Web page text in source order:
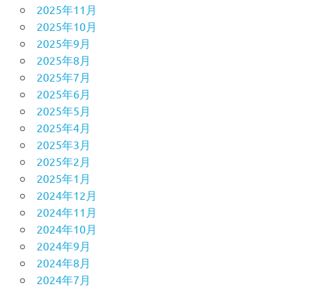
2025年11月
2025年10月
2025年9月
2025年8月
2025年7月
2025年6月
2025年5月
2025年4月
2025年3月
2025年2月
2025年1月
2024年12月
2024年11月
2024年10月
2024年9月
2024年8月
2024年7月